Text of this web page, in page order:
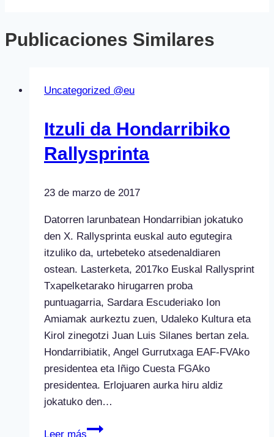
Publicaciones Similares
Uncategorized @eu
Itzuli da Hondarribiko
Rallysprinta
23 de marzo de 2017
Datorren larunbatean Hondarribian jokatuko
den X. Rallysprinta euskal auto egutegira
itzuliko da, urtebeteko atsedenaldiaren
ostean. Lasterketa, 2017ko Euskal Rallysprint
Txapelketarako hirugarren proba
puntuagarria, Sardara Escuderiako Ion
Amiamak aurkeztu zuen, Udaleko Kultura eta
Kirol zinegotzi Juan Luis Silanes bertan zela.
Hondarribiatik, Angel Gurrutxaga EAF-FVAko
presidentea eta Iñigo Cuesta FGAko
presidentea. Erlojuaren aurka hiru aldiz
jokatuko den…
Leer más
Itzuli